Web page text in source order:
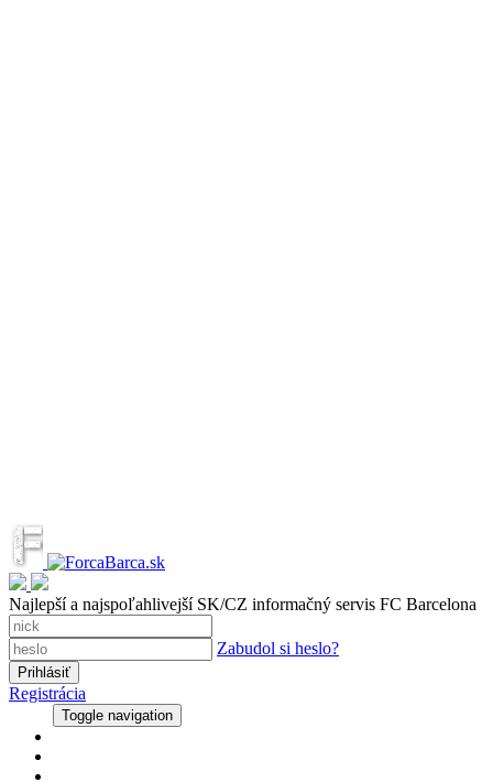
Najlepší a najspoľahlivejší SK/CZ informačný servis FC Barcelona
Zabudol si heslo?
Registrácia
Toggle navigation